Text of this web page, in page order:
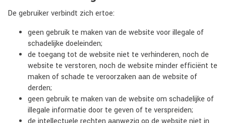
De gebruiker verbindt zich ertoe:
geen gebruik te maken van de website voor illegale of
schadelijke doeleinden;
de toegang tot de website niet te verhinderen, noch de
website te verstoren, noch de website minder efficiënt te
maken of schade te veroorzaken aan de website of
derden;
geen gebruik te maken van de website om schadelijke of
illegale informatie door te geven of te verspreiden;